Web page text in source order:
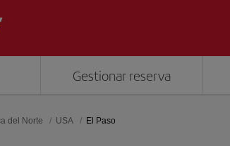
Gestionar reserva
del Norte USA El Paso